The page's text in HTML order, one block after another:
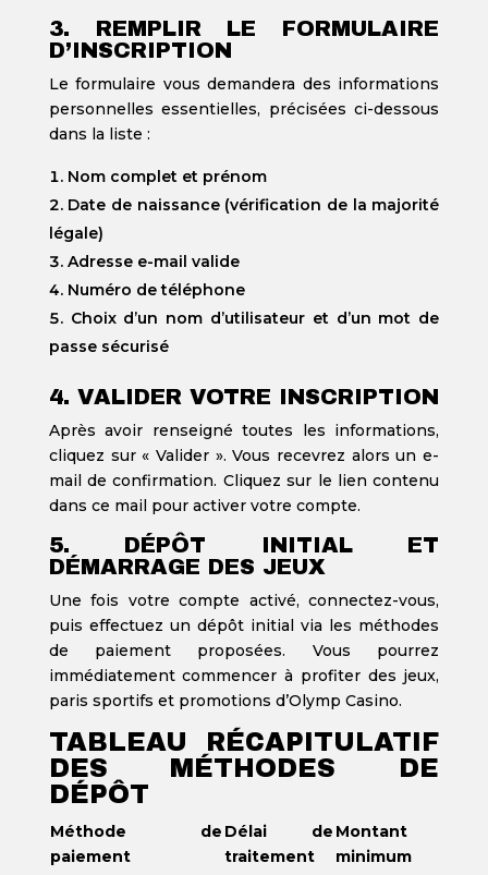
3. REMPLIR LE FORMULAIRE
D’INSCRIPTION
Le formulaire vous demandera des informations
personnelles essentielles, précisées ci-dessous
dans la liste :
Nom complet et prénom
Date de naissance (vérification de la majorité
légale)
Adresse e-mail valide
Numéro de téléphone
Choix d’un nom d’utilisateur et d’un mot de
passe sécurisé
4. VALIDER VOTRE INSCRIPTION
Après avoir renseigné toutes les informations,
cliquez sur « Valider ». Vous recevrez alors un e-
mail de confirmation. Cliquez sur le lien contenu
dans ce mail pour activer votre compte.
5. DÉPÔT INITIAL ET
DÉMARRAGE DES JEUX
Une fois votre compte activé, connectez-vous,
puis effectuez un dépôt initial via les méthodes
de paiement proposées. Vous pourrez
immédiatement commencer à profiter des jeux,
paris sportifs et promotions d’Olymp Casino.
TABLEAU RÉCAPITULATIF
DES MÉTHODES DE
DÉPÔT
Méthode de
paiement
Délai de
traitement
Montant
minimum